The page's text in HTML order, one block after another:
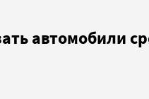
автомобили